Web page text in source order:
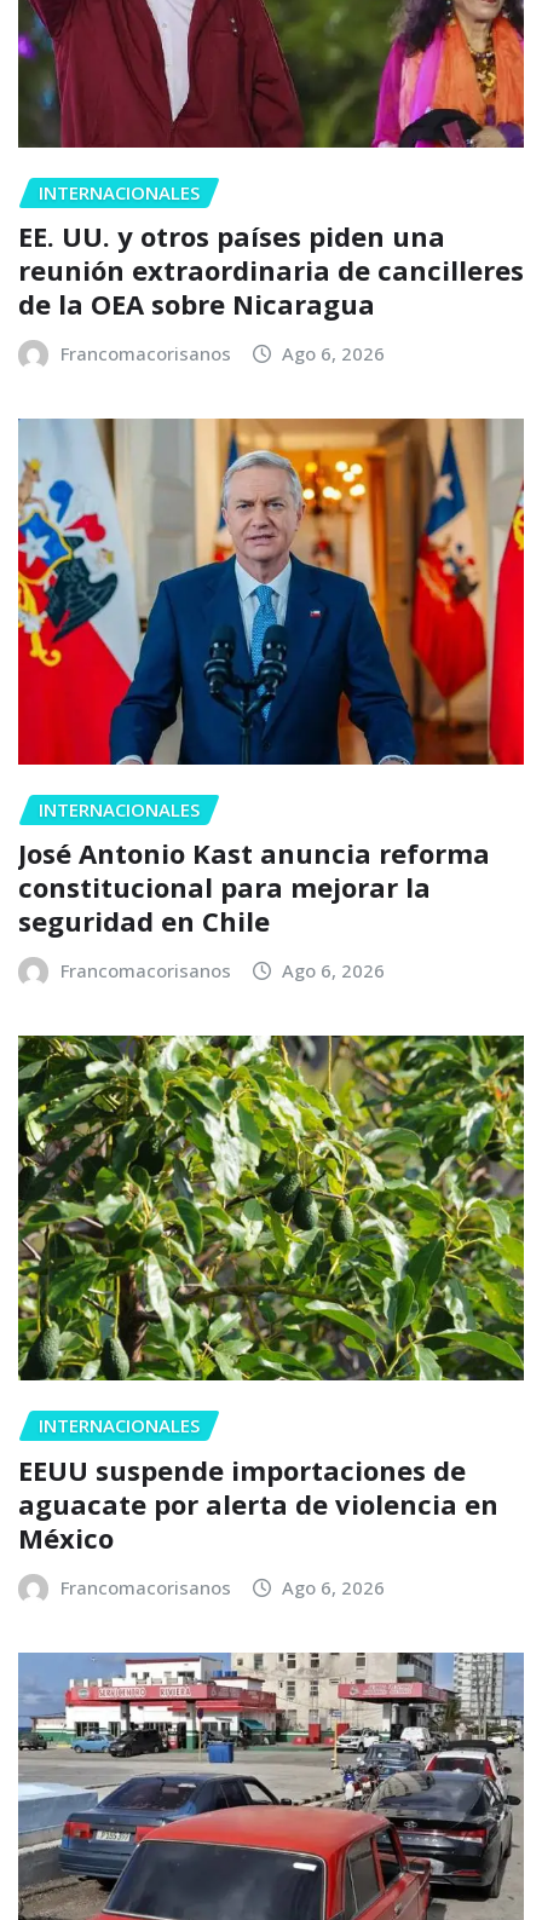
INTERNACIONALES
EE. UU. y otros países piden una
reunión extraordinaria de cancilleres
de la OEA sobre Nicaragua
Francomacorisanos Ago 6, 2026
INTERNACIONALES
José Antonio Kast anuncia reforma
constitucional para mejorar la
seguridad en Chile
Francomacorisanos Ago 6, 2026
INTERNACIONALES
EEUU suspende importaciones de
aguacate por alerta de violencia en
México
Francomacorisanos Ago 6, 2026